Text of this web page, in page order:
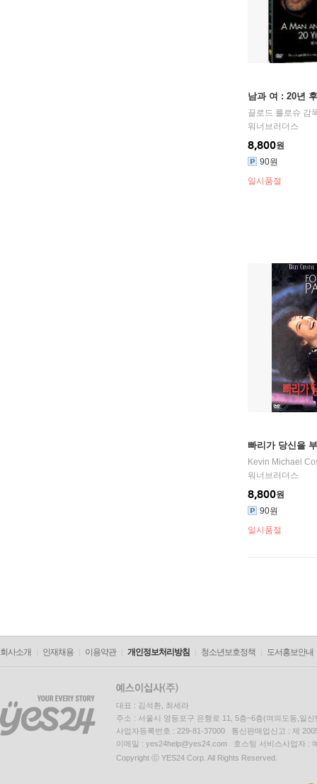
남과 여 : 20년
끌로드 를로슈 감
워너브러더스
8,800원
90원
일시품절
빠리가 당신을
Kevin Michael
워너브러더스
8,800원
90원
일시품절
회사소개 인재채용 이용약관 개인정보처리방침 청소년보호정책 도서홍보안내
대표 : 김석환, 최세라
주소 : 서울시 영등포구 은행로 11, 5층~6층(여의도동,일신
사업자등록번호 : 229-81-37000 통신판매업신고 : 제
이메일 : yes24help@yes24.com 호스팅 서비스사업자 :
Copyright ⓒ YES24 Corp. All Rights Reserved.